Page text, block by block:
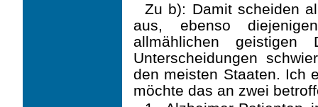
Zu b): Damit scheiden
aus, ebenso
allmählichen geistigen
Unterscheidungen
den meisten Staaten. Ich
möchte das an zwei